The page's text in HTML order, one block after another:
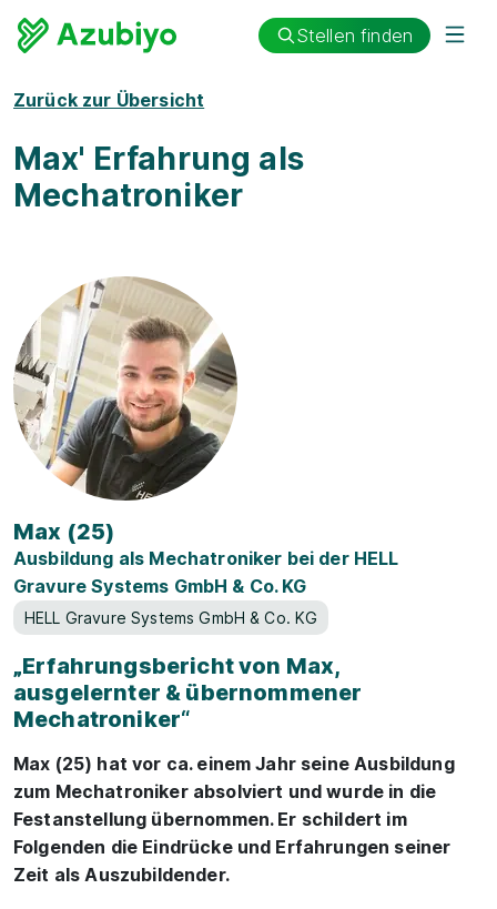
Stellen finden
Zurück zur Übersicht
Max' Erfahrung als
Mechatroniker
Max (25)
Ausbildung als Mechatroniker bei der HELL
Gravure Systems GmbH & Co. KG
HELL Gravure Systems GmbH & Co. KG
„Erfahrungsbericht von Max,
ausgelernter & übernommener
Mechatroniker“
Max (25) hat vor ca. einem Jahr seine Ausbildung
zum Mechatroniker absolviert und wurde in die
Festanstellung übernommen. Er schildert im
Folgenden die Eindrücke und Erfahrungen seiner
Zeit als Auszubildender.